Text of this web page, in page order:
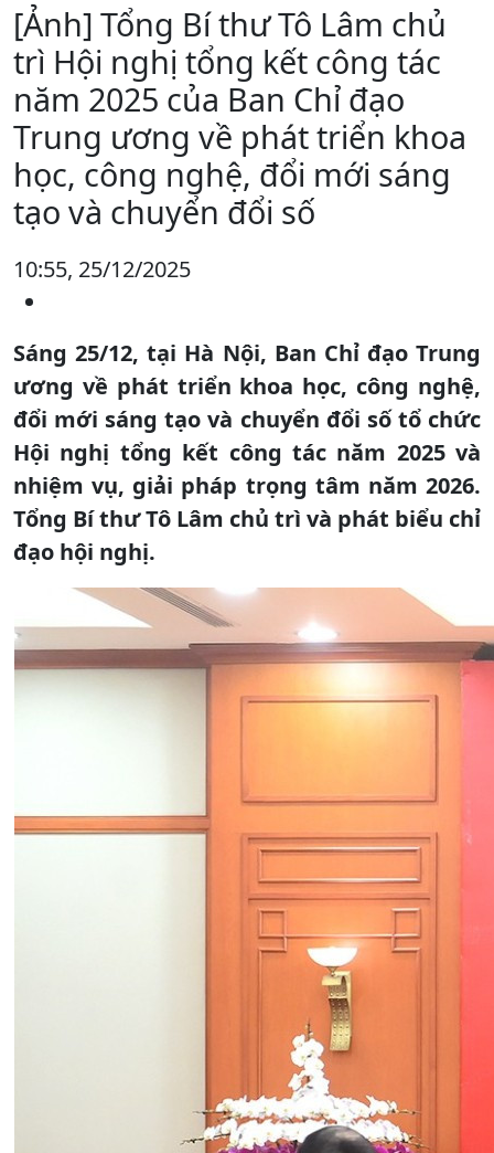
[Ảnh] Tổng Bí thư Tô Lâm chủ
trì Hội nghị tổng kết công tác
năm 2025 của Ban Chỉ đạo
Trung ương về phát triển khoa
học, công nghệ, đổi mới sáng
tạo và chuyển đổi số
10:55, 25/12/2025
Sáng 25/12, tại Hà Nội, Ban Chỉ đạo Trung
ương về phát triển khoa học, công nghệ,
đổi mới sáng tạo và chuyển đổi số tổ chức
Hội nghị tổng kết công tác năm 2025 và
nhiệm vụ, giải pháp trọng tâm năm 2026.
Tổng Bí thư Tô Lâm chủ trì và phát biểu chỉ
đạo hội nghị.